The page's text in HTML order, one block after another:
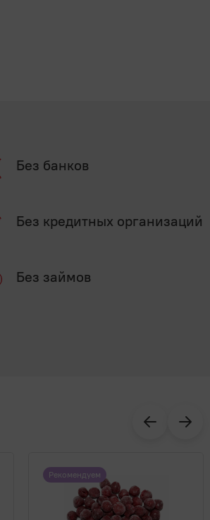
Без банков
Без кредитных организаций
Без займов
Рекомендуем